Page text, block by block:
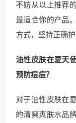
不妨从以上推荐
最适合你的产品
方式，坚持正确
油性皮肤在夏天
预防痘痘？
对于油性皮肤在
的清爽爽肤水品